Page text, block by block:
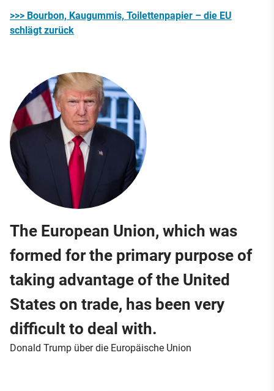
>>> Bourbon, Kaugummis, Toilettenpapier – die EU
schlägt zurück
The European Union, which was
formed for the primary purpose of
taking advantage of the United
States on trade, has been very
difficult to deal with.
Donald Trump über die Europäische Union